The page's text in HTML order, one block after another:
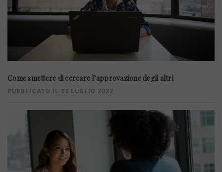
Come smettere di cercare l’approvazione degli altri
PUBBLICATO IL:22 LUGLIO 2022